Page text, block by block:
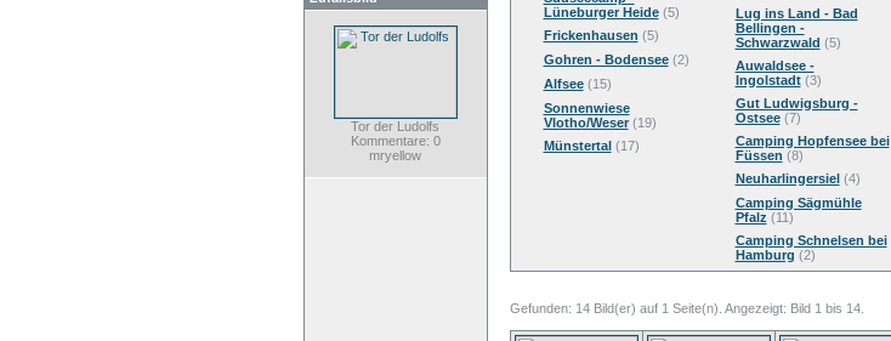
Tor der Ludolfs
Kommentare: 0
mryellow
Lüneburger Heide(5)
Frickenhausen (5)
Gohren - Bodensee(2)
Alfsee(15)
Sonnenwiese
Vlotho/Weser(19)
Münstertal(17)
Lug ins Land - Bad
Bellingen -
Schwarzwald (5)
Auwaldsee -
Ingolstadt(3)
Gut Ludwigsburg -
Ostsee(7)
Camping Hopfensee bei
Füssen (8)
Neuharlingersiel(4)
Camping Sägmühle
Pfalz (11)
Camping Schnelsen bei
Hamburg (2)
Gefunden: 14 Bild(er) auf 1 Seite(n). Angezeigt: Bild 1 bis 14.